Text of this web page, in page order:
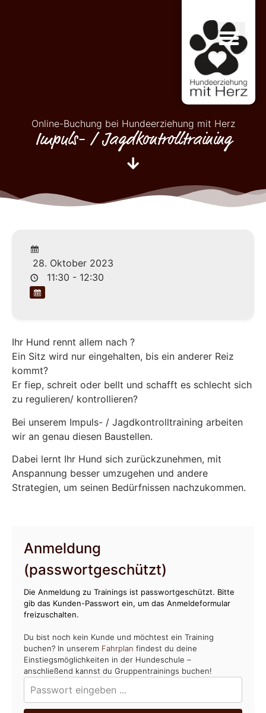
Online-Buchung bei Hundeerziehung mit Herz
Impuls- / Jagdkontrolltraining
28. Oktober 2023
11:30 - 12:30
Ihr Hund rennt allem nach ?
Ein Sitz wird nur eingehalten, bis ein anderer Reiz
kommt?
Er fiep, schreit oder bellt und schafft es schlecht sich
zu regulieren/ kontrollieren?
Bei unserem Impuls- / Jagdkontrolltraining arbeiten
wir an genau diesen Baustellen.
Dabei lernt Ihr Hund sich zurückzunehmen, mit
Anspannung besser umzugehen und andere
Strategien, um seinen Bedürfnissen nachzukommen.
Anmeldung
(passwortgeschützt)
Die Anmeldung zu Trainings ist passwortgeschützt. Bitte
gib das Kunden-Passwort ein, um das Anmeldeformular
freizuschalten.
Du bist noch kein Kunde und möchtest ein Training
buchen? In unserem Fahrplan findest du deine
Einstiegsmöglichkeiten in der Hundeschule –
anschließend kannst du Gruppentrainings buchen!